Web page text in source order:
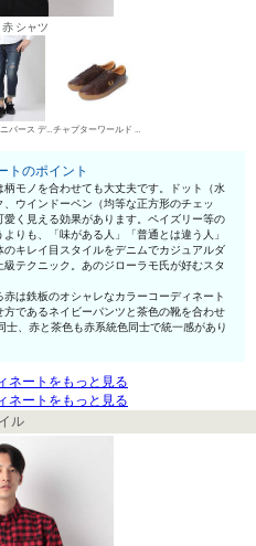
シャツ
ナノ・ユニバース デニムパンツ・ジーンズ チャプターワールド ローカットスニーカー
トのポイント
モノを合わせても大丈夫です。ドット（水
ウインドーペン（均等な正方形のチェッ
く見える効果があります。ペイズリー等の
りも、「味がある人」「普通とは違う人」
キレイ目スタイルをデニムでカジュアルダ
テクニック。あのジローラモ氏が好むスタ
は鉄板のオシャレなカラーコーディネート
であるネイビーパンツと茶色の靴を合わせ
、赤と茶色も赤系統色同士で統一感があり
ネートをもっと見る
ネートをもっと見る
ル